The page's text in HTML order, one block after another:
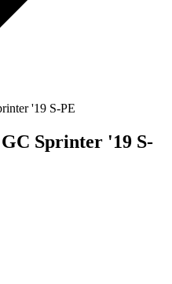
'19 S-PE
Sprinter '19 S-